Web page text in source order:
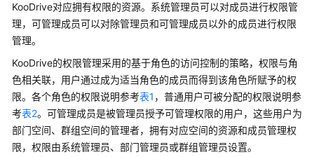
使
前
读
通
过
IAM
KooDrive对应拥有权限的资源。系统管理员可以对成员进行权限管
理，可管理成员可以对除管理员和可管理成员以外的成员进行权限
管理。
KooDrive的权限管理采用的基于角色的访问控制的策略，权限与角
色相关联，用户通过成为适当角色的成员而得到该角色所赋予的权
限。各个角色的权限说明参考表1 ，普通用户可被分配的权限说明参
考表2。可管理成员是被管理员授予可管理权限的用户，这些用户为
部门空间、群组空间的管理者，拥有对应空间的资源和成员管理权
限，权限由系统管理员、部门管理员或群组管理员设置。